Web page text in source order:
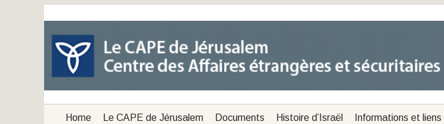
Home Le CAPE de Jérusalem Documents Histoire d’Israël Informations et liens